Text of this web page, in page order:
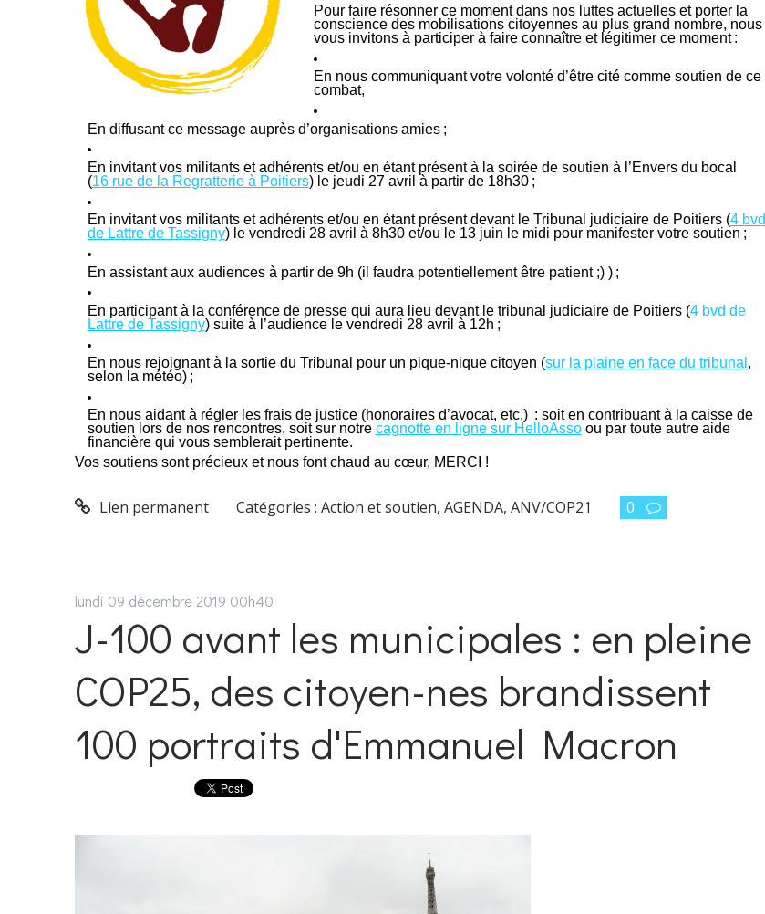
Pour faire résonner ce moment dans nos luttes actuelles et porter la
conscience des mobilisations citoyennes au plus grand nombre, nous
vous invitons à participer à faire connaître et légitimer ce moment :
En nous communiquant votre volonté d’être cité comme soutien de ce
combat,
En diffusant ce message auprès d’organisations amies ;
En invitant vos militants et adhérents et/ou en étant présent à la soirée de soutien à l’Envers du bocal
(16 rue de la Regratterie à Poitiers) le jeudi 27 avril à partir de 18h30 ;
En invitant vos militants et adhérents et/ou en étant présent devant le Tribunal judiciaire de Poitiers (4 bvd
de Lattre de Tassigny) le vendredi 28 avril à 8h30 et/ou le 13 juin le midi pour manifester votre soutien ;
En assistant aux audiences à partir de 9h (il faudra potentiellement être patient ;) ) ;
En participant à la conférence de presse qui aura lieu devant le tribunal judiciaire de Poitiers (4 bvd de
Lattre de Tassigny) suite à l’audience le vendredi 28 avril à 12h ;
En nous rejoignant à la sortie du Tribunal pour un pique-nique citoyen (sur la plaine en face du tribunal ,
selon la météo) ;
En nous aidant à régler les frais de justice (honoraires d’avocat, etc.) : soit en contribuant à la caisse de
soutien lors de nos rencontres, soit sur notre cagnotte en ligne sur HelloAssoou par toute autre aide
financière qui vous semblerait pertinente.
Vos soutiens sont précieux et nous font chaud au cœur, MERCI !
Lien permanent Catégories :Action et soutien,AGENDA,ANV/COP21 0
lundi 09 décembre 2019 00h40
J-100 avant les municipales : en pleine
COP25, des citoyen-nes brandissent
100 portraits d'Emmanuel Macron